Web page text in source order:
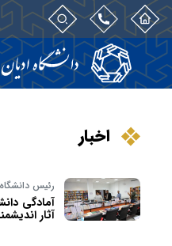
اخبار
رئیس
آمادگی
آثار